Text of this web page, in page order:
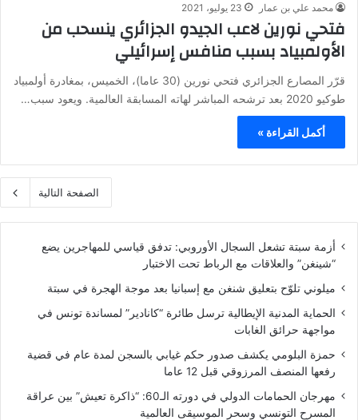
محمد علي بن عمار 23 يوليو، 2021
فتحي نورين لاعب الجيدو الجزائري ينسحب من
الأولمبياد بسبب منافس إسرائيلي
قرّر المصارع الجزائري فتحي نورين (30 عاما)، الخميس، بمغادرة أولمبياد
طوكيو 2020 بعد ترشحه المباشر لهاته المسابقة العالمية. ويعود سبب…
أكمل القراءة »
الصفحة التالية
أزمة سبتة تشعل السجال الأوروبي: تدفق قياسي للمهاجرين يضع
“شينغن” والعلاقات مع الرباط تحت الاختبار
ميلوني تلوّح بتعليق شنغن مع إسبانيا بعد موجة الهجرة في سبتة
الحماية المدنية الإيطالية ترسل طائرة “كانادير” لمساندة تونس في
مواجهة حرائق الغابات
حمزة البلومي يكشف صدور حكم غيابي بالسجن لمدة عام في قضية
رفعها المنصف المرزوقي قبل 12 عاما
مهرجان الحمامات الدولي في دورته الـ60: “ذاكرة تعيش” بين عراقة
المسرح التونسي وسحر الموسيقى العالمية